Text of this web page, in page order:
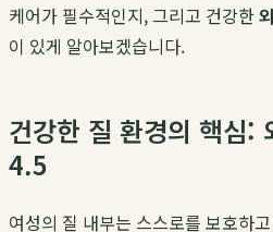
케어가 필수적인지, 그리고 건강한
이 있게 알아보겠습니다.
건강한 질 환경의 핵심
4.5
여성의 질 내부는 스스로를 보호하